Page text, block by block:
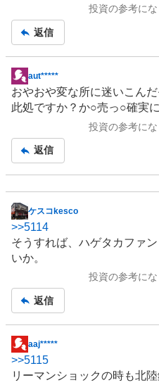
投資の参考に
返信
掲
示
板
aut*****
おやおや変な所に迷いこんだ
此処ですか？か○売っ○確実
投資の参考に
返信
掲
示
板
記
ケスコkesco
>>5114
そうすれば、ハゲタカファン
いか。
投資の参考に
返信
掲
示
板
aaj*****
>>5115
リーマンショックの時も北